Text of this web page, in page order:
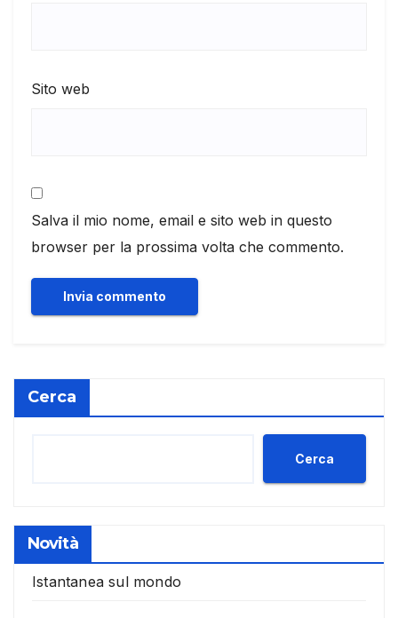
Sito web
Salva il mio nome, email e sito web in questo
browser per la prossima volta che commento.
Cerca
Cerca
Novità
Istantanea sul mondo